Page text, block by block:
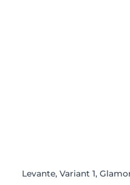
Levante, Variant 1,